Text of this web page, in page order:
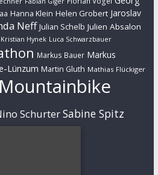
Hanna Klein Helen Grobert Jaroslav
Neff Julian Schelb Julien Absalon
Kristian Hynek Luca Schwarzbauer
Markus Bauer Markus
Lünzum Martin Gluth Mathias Flückiger
Mountainbike
SchurterSabine Spitz